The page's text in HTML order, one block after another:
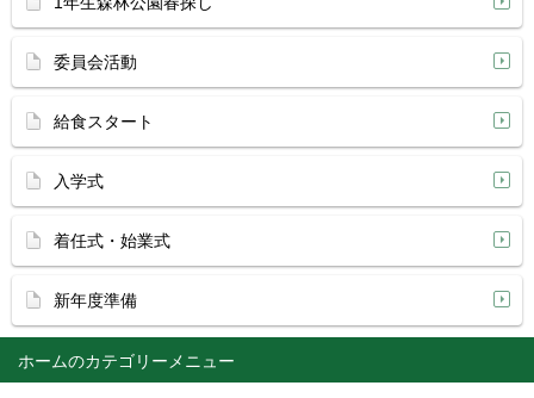
ホーム
委員会活動
給食スタート
入学式
着任式・始業式
新年度準備